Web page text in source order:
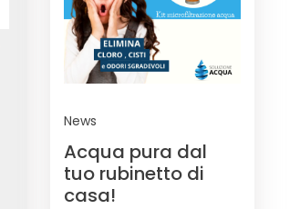
News
Acqua pura dal
tuo rubinetto di
casa!